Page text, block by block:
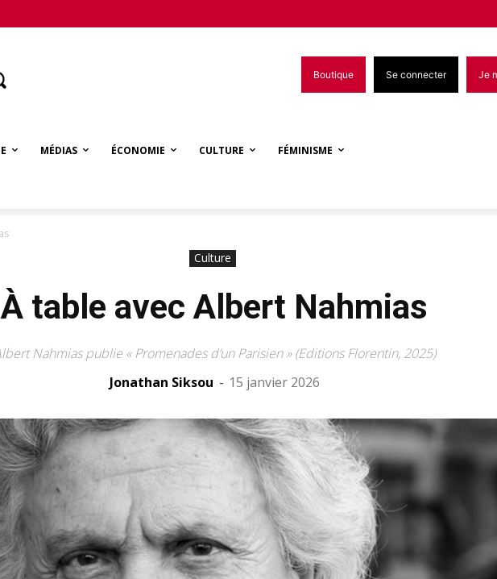
Boutique Se connecter Je
MÉDIAS ÉCONOMIE CULTURE FÉMINISME
Culture
À table avec Albert Nahmias
Nahmias publie « Promenades d’un Parisien » (Editions Florentin, 2025)
Jonathan Siksou - 15 janvier 2026